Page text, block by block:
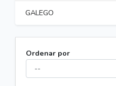
GALEGO
Ordenar por